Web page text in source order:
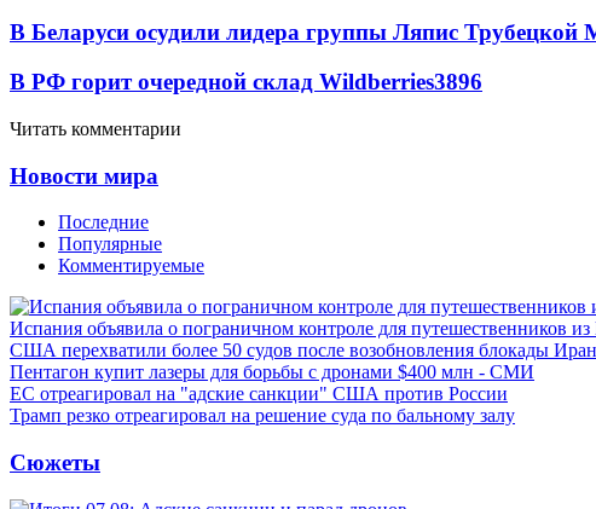
В Беларуси осудили лидера группы Ляпис Трубецкой
В РФ горит очередной склад Wildberries3896
Читать комментарии
Новости мира
Последние
Популярные
Комментируемые
Испания объявила о пограничном контроле для путешественников
США перехватили более 50 судов после возобновления блокады
Пентагон купит лазеры для борьбы с дронами $400 млн - СМИ
ЕС отреагировал на "адские санкции" США против России
Трамп резко отреагировал на решение суда по бальному залу
Сюжеты